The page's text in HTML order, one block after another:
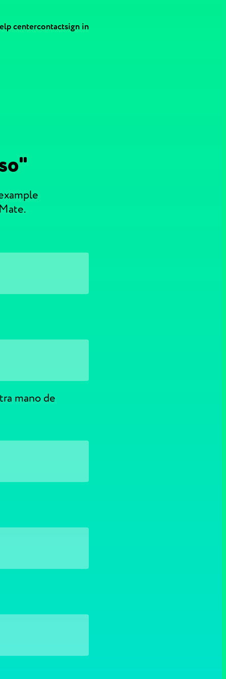
centercontactsign in
mano de